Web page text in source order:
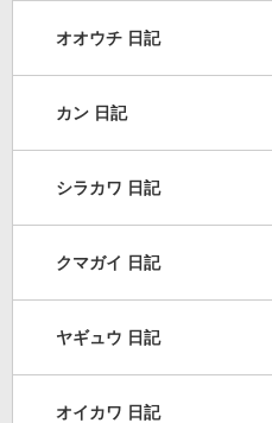
オオウチ 日記
カン 日記
シラカワ 日記
クマガイ 日記
ヤギュウ 日記
オイカワ 日記